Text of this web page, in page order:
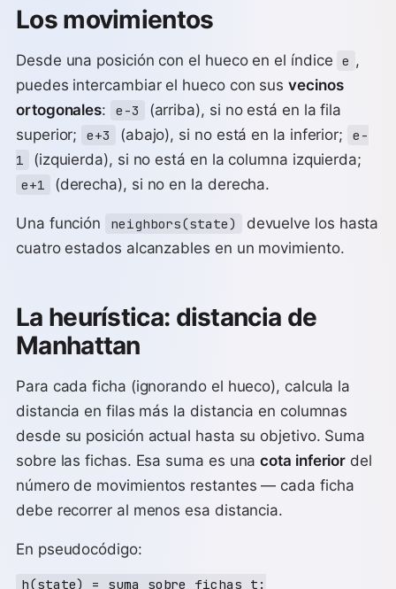
Los movimientos
Desde una posición con el hueco en el índice e ,
puedes intercambiar el hueco con susvecinos
ortogonales: e-3
(arriba), si no está en la fila
superior;
e+3 (abajo), si no está en la inferior;
e-
1
(izquierda), si no está en la columna izquierda;
e+1 (derecha), si no en la derecha.
Una función neighbors(state)
devuelve los hasta
cuatro estados alcanzables en un movimiento.
La heurística: distancia de
Manhattan
Para cada ficha (ignorando el hueco), calcula la
distancia en filas más la distancia en columnas
desde su posición actual hasta su objetivo. Suma
sobre las fichas. Esa suma es unacota inferior del
número de movimientos restantes — cada ficha
debe recorrer al menos esa distancia.
En pseudocódigo:
h(state) = suma sobre fichas t: